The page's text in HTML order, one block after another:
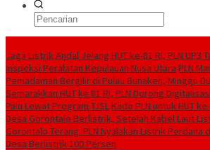
Jaga Listrik Andal Jelang HUT ke-81 RI, PLN UP3
Inspeksi Peralatan Kepulauan Nusa Utara PLN
Pemadaman Bergilir di Pulau Bunaken, Minggu
Semarakkan HUT ke 81 RI, PLN Dorong
Palu Lewat Program TJSLKado PLN untuk HUT
Desa Gorontalo Berlistrik, Setelah Kabel Laut
Gorontalo Terang. PLN Nyalakan Listrik Perdana
Desa Berlistrik 100 Persen